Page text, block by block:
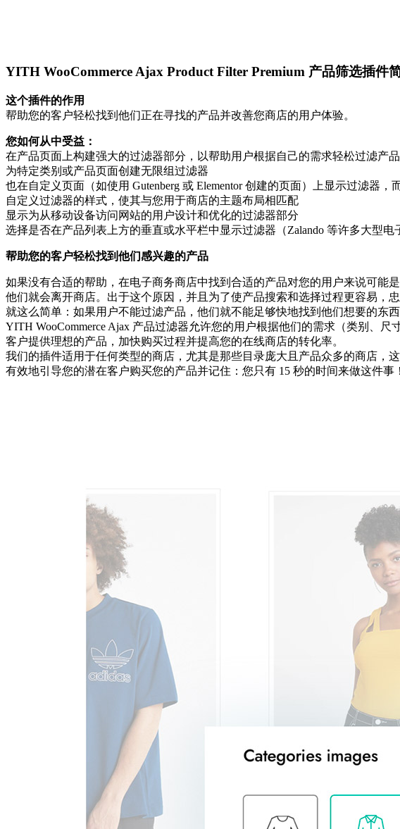
YITH WooCommerce Ajax Product Filter Premium 产品筛选插件
这个插件的作用
帮助您的客户轻松找到他们正在寻找的产品并改善您商店的用户体验。
您如何从中受益：
在产品页面上构建强大的过滤器部分，以帮助用户根据自己的需求轻松过滤产品
为特定类别或产品页面创建无限组过滤器
也在自定义页面（如使用 Gutenberg 或 Elementor 创建的页面）上显示过滤器，
自定义过滤器的样式，使其与您用于商店的主题布局相匹配
显示为从移动设备访问网站的用户设计和优化的过滤器部分
选择是否在产品列表上方的垂直或水平栏中显示过滤器（Zalando 等许多大型电
帮助您的客户轻松找到他们感兴趣的产品
如果没有合适的帮助，在电子商务商店中找到合适的产品对您的用户来说可能
他们就会离开商店。出于这个原因，并且为了使产品搜索和选择过程更容易，
就这么简单：如果用户不能过滤产品，他们就不能足够快地找到他们想要的东
YITH WooCommerce Ajax 产品过滤器允许您的用户根据他们的需求（类别、
客户提供理想的产品，加快购买过程并提高您的在线商店的转化率。
我们的插件适用于任何类型的商店，尤其是那些目录庞大且产品众多的商店，
有效地引导您的潜在客户购买您的产品并记住：您只有 15 秒的时间来做这件事！